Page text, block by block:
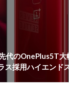
代のOnePlus5T
ス採用ハイエンド